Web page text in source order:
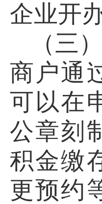
企业开
（三
商户通
可以在
公章刻
积金缴
更预约